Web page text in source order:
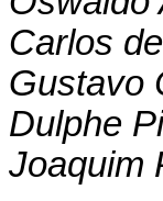
Carlos
Gustavo
Dulphe
Joaquim